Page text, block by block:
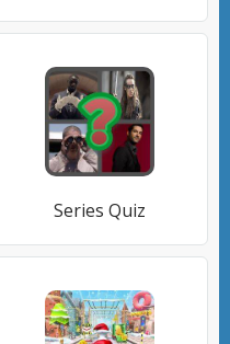
Series Quiz